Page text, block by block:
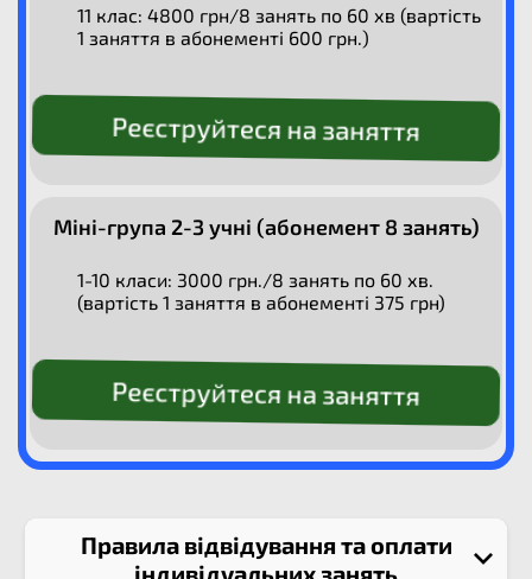
11 клас: 4800 грн/8 занять по 60 хв (вартість
1 заняття в абонементі 600 грн.)
Реєструйтеся на заняття
Міні-група 2-3 учні (абонемент 8 занять)
1-10 класи: 3000 грн./8 занять по 60 хв.
(вартість 1 заняття в абонементі 375 грн)
Реєструйтеся на заняття
Правила відвідування та оплати
індивідуальних занять